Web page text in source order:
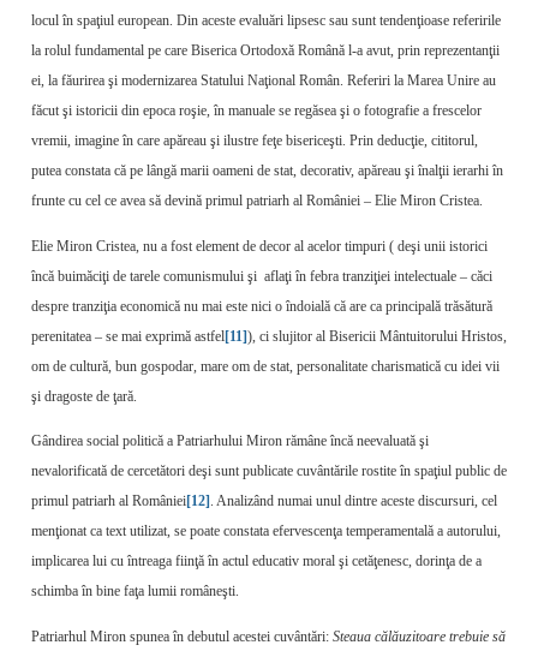
locul în spaţiul european. Din aceste evaluări lipsesc sau sunt tendenţioase referirile
la rolul fundamental pe care Biserica Ortodoxă Română l-a avut, prin reprezentanţii
ei, la făurirea şi modernizarea Statului Naţional Român. Referiri la Marea Unire au
făcut şi istoricii din epoca roşie, în manuale se regăsea şi o fotografie a frescelor
vremii, imagine în care apăreau şi ilustre feţe bisericeşti. Prin deducţie, cititorul,
putea constata că pe lângă marii oameni de stat, decorativ, apăreau şi înalţii ierarhi în
frunte cu cel ce avea să devină primul patriarh al României – Elie Miron Cristea.
Elie Miron Cristea, nu a fost element de decor al acelor timpuri ( deşi unii istorici
încă buimăciţi de tarele comunismului şi aflaţi în febra tranziţiei intelectuale – căci
despre tranziţia economică nu mai este nici o îndoială că are ca principală trăsătură
perenitatea – se mai exprimă astfel[11]), ci slujitor al Bisericii Mântuitorului Hristos,
om de cultură, bun gospodar, mare om de stat, personalitate charismatică cu idei vii
şi dragoste de ţară.
Gândirea social politică a Patriarhului Miron rămâne încă neevaluată şi
nevalorificată de cercetători deşi sunt publicate cuvântările rostite în spaţiul public de
primul patriarh al României[12] . Analizând numai unul dintre aceste discursuri, cel
menţionat ca text utilizat, se poate constata efervescenţa temperamentală a autorului,
implicarea lui cu întreaga fiinţă în actul educativ moral şi cetăţenesc, dorinţa de a
schimba în bine faţa lumii româneşti.
Patriarhul Miron spunea în debutul acestei cuvântări: Steaua călăuzi­toare trebuie să